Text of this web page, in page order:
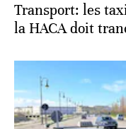
Transport: les
la HACA doit